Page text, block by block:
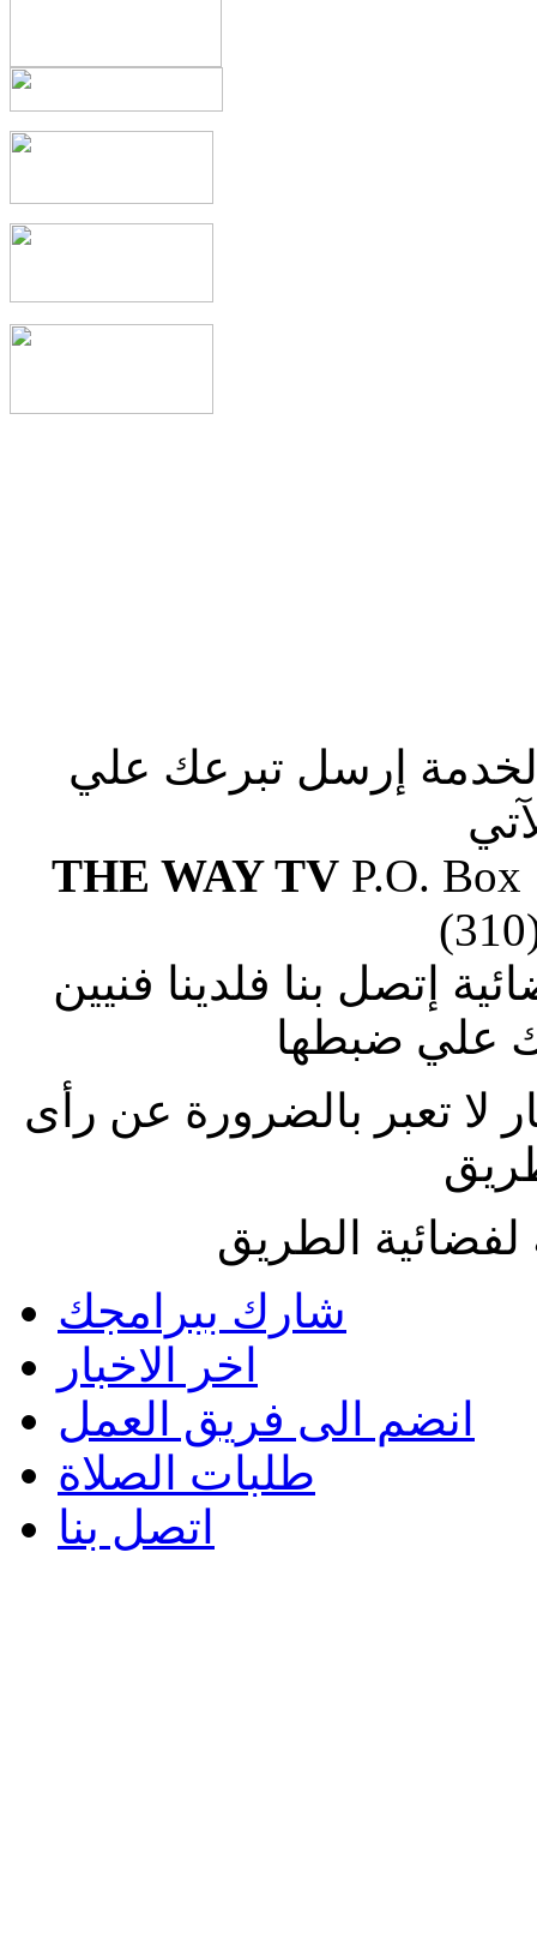
إرسل تبرعك علي
THE WAY TVP.O. Box
إتصل بنا فلدينا فنيين
علي ضبطها
لا تعبر بالضرورة عن رأى
الطريق
شارك ببرامجك
اخر الاخبار
انضم الى فريق العمل
طلبات الصلاة
اتصل بنا